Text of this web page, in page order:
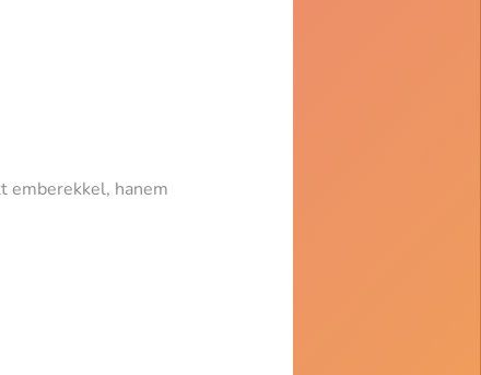
emberekkel, hanem